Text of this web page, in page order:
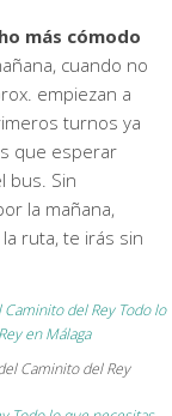
más cómodo
cuando no
empiezan a
turnos ya
que esperar
bus. Sin
la mañana,
ruta, te irás sin
Caminito del Rey